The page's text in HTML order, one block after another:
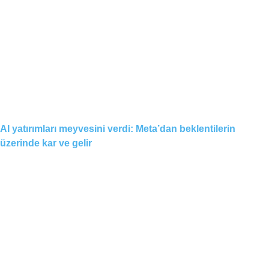
AI yatırımları meyvesini verdi: Meta’dan beklentilerin
üzerinde kar ve gelir